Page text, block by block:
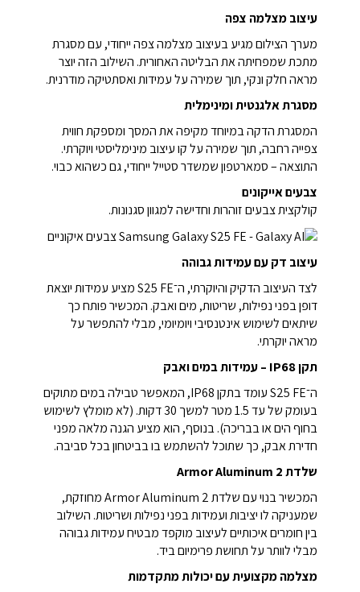
עיצוב מצלמה צפה
מערך הצילום מגיע בעיצוב מצלמה צפה ייחודי, עם מסגרת
מתכת שמפחיתה את הבליטה האחורית. השילוב הזה יוצר
מראה חלק ונקי, תוך שמירה על עמידות ואסתטיקה מודרנית.
מסגרת אלגנטית ומינימלית
המסגרת הדקה במיוחד מקיפה את המסך ומספקת חווית
צפייה רחבה, תוך שמירה על קו עיצוב מינימליסטי ויוקרתי.
התוצאה – סמארטפון שמשדר סטייל ייחודי, גם כשהוא כבוי.
צבעים אייקונים
קולקצית צבעים זוהרות וחדישה למגוון סגנונות.
עיצוב דק עם עמידות גבוהה
לצד העיצוב הדקיק והיוקרתי, ה־S25 FE מציע עמידות יוצאת
דופן בפני נפילות, שריטות, מים ואבק. המכשיר פותח כך
שיתאים לשימוש אינטנסיבי ויומיומי, מבלי להתפשר על
מראה יוקרתי.
תקן IP68 – עמידות במים ואבק
ה־S25 FE עומד בתקן IP68, המאפשר טבילה במים מתוקים
בעומק של עד 1.5 מטר למשך 30 דקות. (לא מומלץ לשימוש
בחוף הים או בבריכה). בנוסף, הוא מציע הגנה מלאה מפני
חדירת אבק, כך שתוכל להשתמש בו בביטחון בכל סביבה.
שלדת Armor Aluminum 2
המכשיר בנוי עם שלדת Armor Aluminum 2 מחוזקת,
שמעניקה לו יציבות ועמידות בפני נפילות ושריטות. השילוב
בין חומרים איכותיים לעיצוב מוקפד מבטיח עמידות גבוהה
מבלי לוותר על תחושת פרימיום ביד.
מצלמה מקצועית עם יכולות מתקדמות